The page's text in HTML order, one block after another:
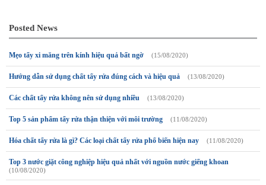
Posted News
Mẹo tẩy xi măng trên kính hiệu quả bất ngờ (15/08/2020)
Hướng dẫn sử dụng chất tẩy rửa đúng cách và hiệu quả (13/08/2020)
Các chất tẩy rửa không nên sử dụng nhiều (13/08/2020)
Top 5 sản phẩm tẩy rửa thận thiện với môi trường (11/08/2020)
Hóa chất tẩy rửa là gì? Các loại chất tẩy rửa phổ biến hiện nay (11/08/2020)
Top 3 nước giặt công nghiệp hiệu quả nhất với nguồn nước giếng khoan
(10/08/2020)